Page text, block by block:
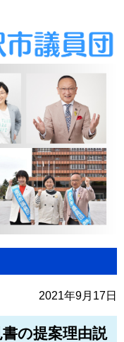
2021年9月17日
の提案理由説